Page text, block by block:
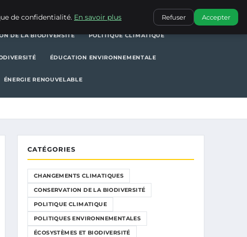
POLITIQUES ENVIRONNEMENTALES
DE LA BIODIVERSITÉ POLITIQUE CLIMATIQUE
ÉDUCATION ENVIRONNEMENTALE
ÉNERGIE RENOUVELABLE
CATÉGORIES
CHANGEMENTS CLIMATIQUES
CONSERVATION DE LA BIODIVERSITÉ
POLITIQUE CLIMATIQUE
POLITIQUES ENVIRONNEMENTALES
ÉCOSYSTÈMES ET BIODIVERSITÉ
de confidentialité. En savoir plus Refuser Accepter